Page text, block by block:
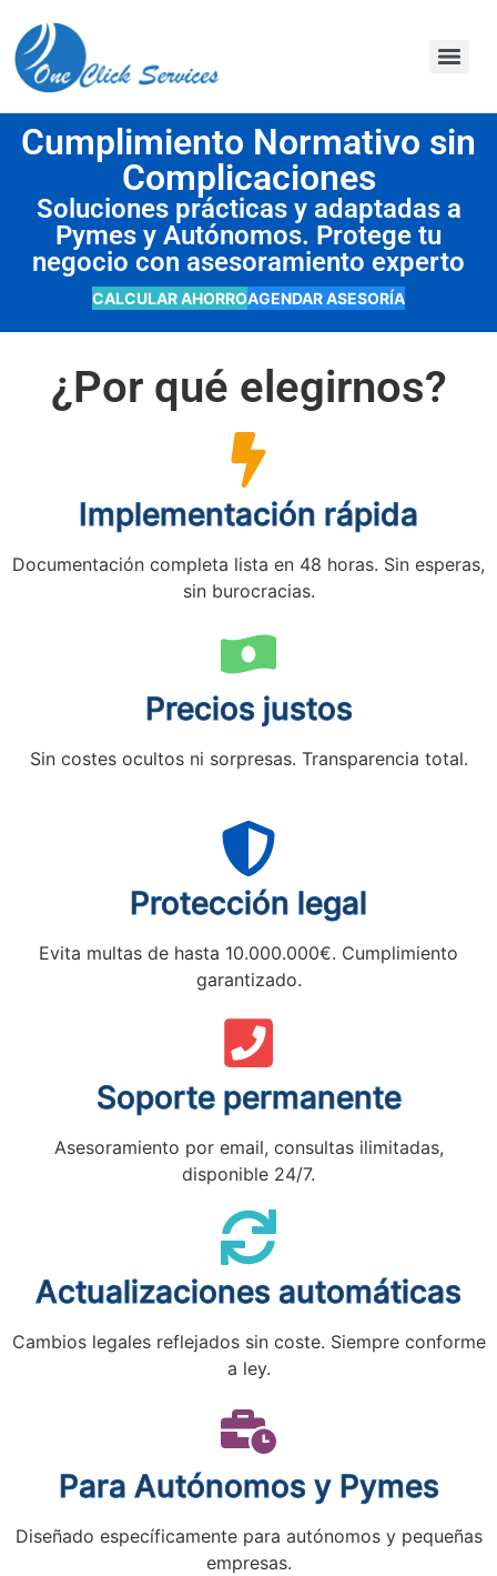
Cumplimiento Normativo sin
Complicaciones
Soluciones prácticas y adaptadas a
Pymes y Autónomos. Protege tu
negocio con asesoramiento experto
CALCULAR AHORROAGENDAR ASESORÍA
¿Por qué elegirnos?
Implementación rápida
Documentación completa lista en 48 horas. Sin esperas,
sin burocracias.
Precios justos
Sin costes ocultos ni sorpresas. Transparencia total.
Protección legal
Evita multas de hasta 10.000.000€. Cumplimiento
garantizado.
Soporte permanente
Asesoramiento por email, consultas ilimitadas,
disponible 24/7.
Actualizaciones automáticas
Cambios legales reflejados sin coste. Siempre conforme
a ley.
Para Autónomos y Pymes
Diseñado específicamente para autónomos y pequeñas
empresas.